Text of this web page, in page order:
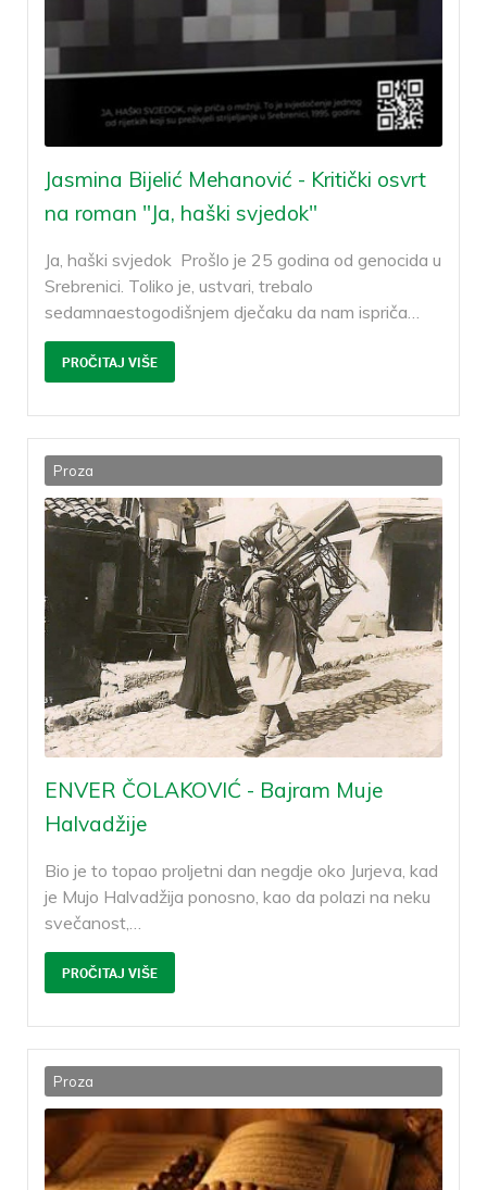
Jasmina Bijelić Mehanović - Kritički osvrt
na roman "Ja, haški svjedok"
Ja, haški svjedok Prošlo je 25 godina od genocida u
Srebrenici. Toliko je, ustvari, trebalo
sedamnaestogodišnjem dječaku da nam ispriča
PROČITAJ VIŠE
Proza
ENVER ČOLAKOVIĆ - Bajram Muje
Halvadžije
Bio je to topao proljetni dan negdje oko Jurjeva, kad
je Mujo Halvadžija ponosno, kao da polazi na neku
svečanost,…
PROČITAJ VIŠE
Proza